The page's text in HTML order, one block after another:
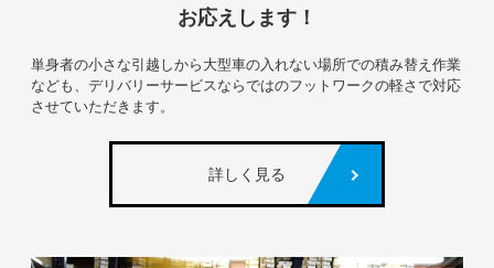
お応えします！
単身者の小さな引越しから大型車の入れない場所での積み替え作業
なども、デリバリーサービスならではのフットワークの軽さで対応
させていただきます。
詳しく見る